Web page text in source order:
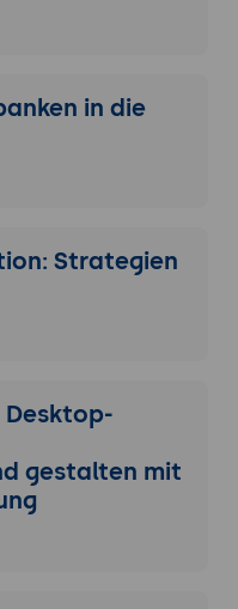
in die
Strategien
Desktop-
gestalten mit